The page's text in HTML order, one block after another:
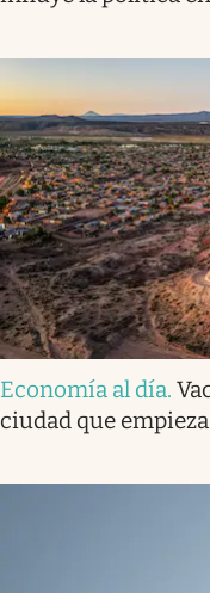
Economía al día.
ciudad que